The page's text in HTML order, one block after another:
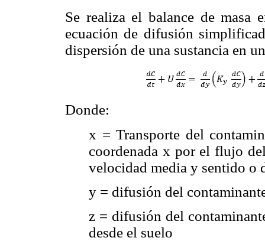
Se realiza el balance de masa
ecuación de difusión
dispersión de una sustancia en
Donde:
x = Transporte del
coordenada x por el flujo
velocidad media y sentido o
y = difusión del
z = difusión del
desde el suelo